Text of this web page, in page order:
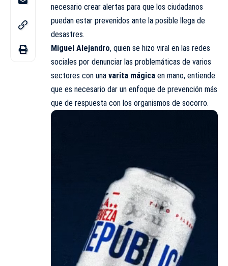
necesario crear alertas para que los ciudadanos
puedan estar prevenidos ante la posible llega de
desastres.
Miguel Alejandro, quien se hizo viral en las redes
sociales por denunciar las problemáticas de varios
sectores con una varita mágica en mano, entiende
que es necesario dar un enfoque de prevención más
que de respuesta con los organismos de socorro.